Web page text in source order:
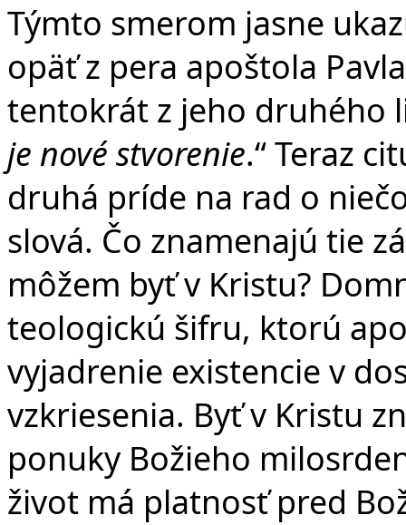
Týmto smerom jasne
opäť z pera apoštola
tentokrát z jeho druhého
je nové stvorenie.“ Teraz
druhá príde na rad o
slová. Čo znamenajú tie
môžem byť v Kristu?
teologickú šifru, ktorú
vyjadrenie existencie v
vzkriesenia. Byť v Kristu
ponuky Božieho
život má platnosť pred